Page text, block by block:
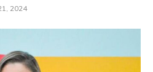
2024